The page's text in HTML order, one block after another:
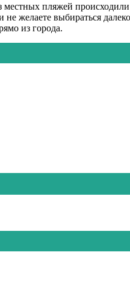
местных пляжей
желаете выбираться
из города.